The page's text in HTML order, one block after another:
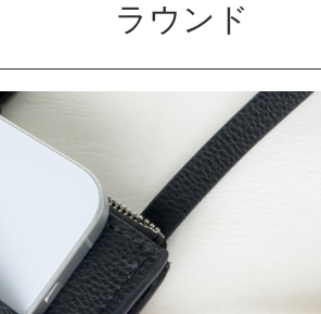
ラウンド